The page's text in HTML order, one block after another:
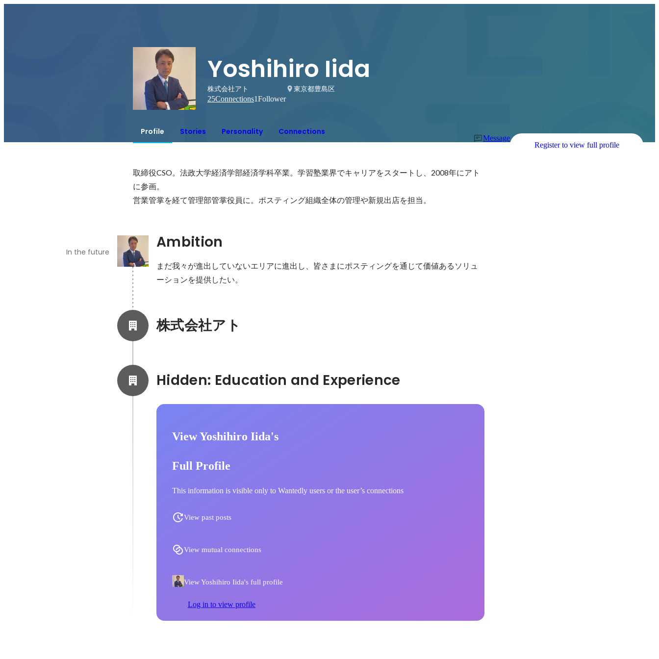
Yoshihiro Iida
株式会社アト
東京都豊島区
25Connections1Follower
Profile Stories Personality Connections
Message
Register to view full profile
取締役CSO。法政大学経済学部経済学科卒業。学習塾業界でキャリアをスタートし、2008年にアト
に参画。
営業管掌を経て管理部管掌役員に。ポスティング組織全体の管理や新規出店を担当。
Ambition
In the future
まだ我々が進出していないエリアに進出し、皆さまにポスティングを通じて価値あるソリュ
ーションを提供したい。
株式会社アト
View Yoshihiro Iida's
Full Profile
This information is visible only to Wantedly users or the user’s connections
View past posts
View mutual connections
View Yoshihiro Iida's full profile
Log in to view profile